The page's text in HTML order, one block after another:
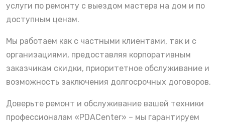
услуги по ремонту с выездом мастера на дом и по
доступным ценам.
Мы работаем как с частными клиентами, так и с
организациями, предоставляя корпоративным
заказчикам скидки, приоритетное обслуживание и
возможность заключения долгосрочных договоров.
Доверьте ремонт и обслуживание вашей техники
профессионалам «PDACenter» – мы гарантируем